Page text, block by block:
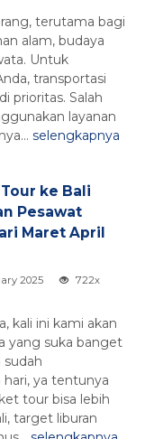
terutama bagi
alam, budaya
Untuk
transportasi
prioritas. Salah
layanan
selengkapnya
ke Bali
Pesawat
Maret April
2025
722x
kali ini kami akan
yang suka banget
sudah
hari, ya tentunya
tour bisa lebih
target liburan